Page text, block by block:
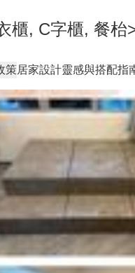
櫃, C字櫃, 餐枱
策居家設計靈感與搭配指